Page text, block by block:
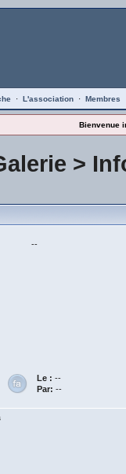
· L'association · Membres
Bienvenue
>
--
Le : --
Par: --